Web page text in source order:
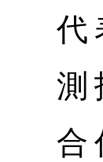
代
測
合